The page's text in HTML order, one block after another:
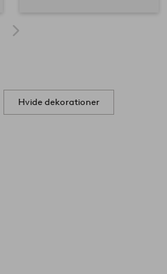
Hvide dekorationer